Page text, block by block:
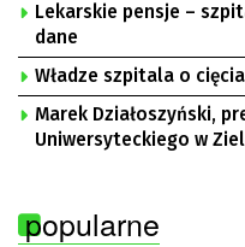
Lekarskie pensje –
dane
Władze szpitala o
Marek Działoszyński,
Uniwersyteckiego w
popularne